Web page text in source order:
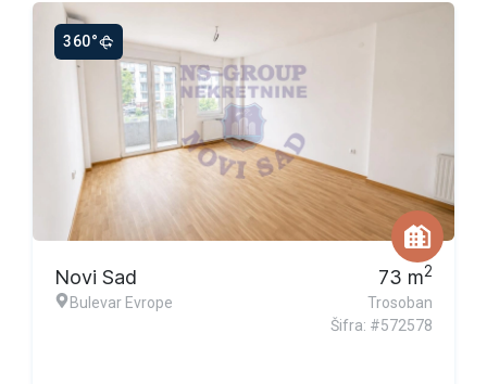
360°
Ekskluzivna ponuda
Novi Sad
Bulevar Evrope
73 m2
Trosoban
Šifra: #572578